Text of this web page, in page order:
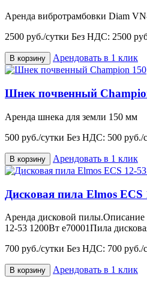
Аренда вибротрамбовки Diam
2500 руб./сутки Без НДС: 2500
В корзину Арендовать в 1 клик
Шнек почвенный
Аренда шнека для земли 150 мм
500 руб./сутки Без НДС: 500 руб./
В корзину Арендовать в 1 клик
Дисковая пила Elmos ECS
Аренда дисковой пилы.Описание
12-53 1200Вт e70001Пила
700 руб./сутки Без НДС: 700 руб./
В корзину Арендовать в 1 клик